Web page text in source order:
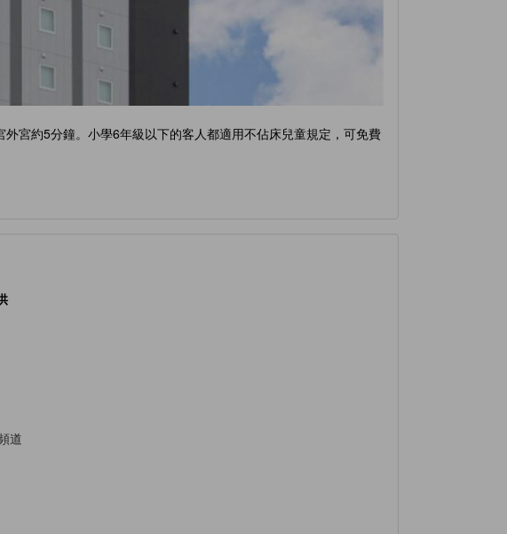
宮約5分鐘。小學6年級以下的客人都適用不佔床兒童規定，可免費
道